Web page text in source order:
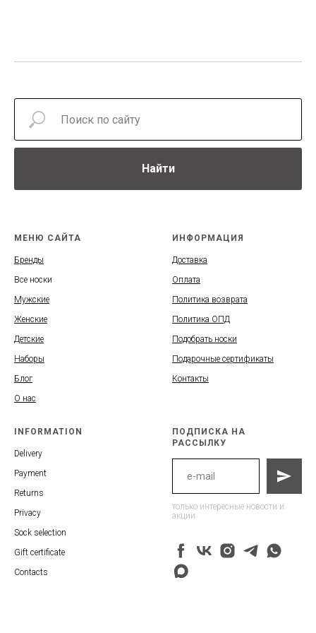
Найти
МЕНЮ САЙТА
Бренды
Все носки
Мужские
Женские
Детские
Наборы
Блог
О нас
ИНФОРМАЦИЯ
Доставка
Оплата
Политика возврата
Политика ОПД
Подобрать носки
Подарочные сертификаты
Контакты
INFORMATION
Delivery
Payment
Returns
Privacy
Sock selection
Gift certificate
Contacts
ПОДПИСКА НА
РАССЫЛКУ
только интересные новости и
акции